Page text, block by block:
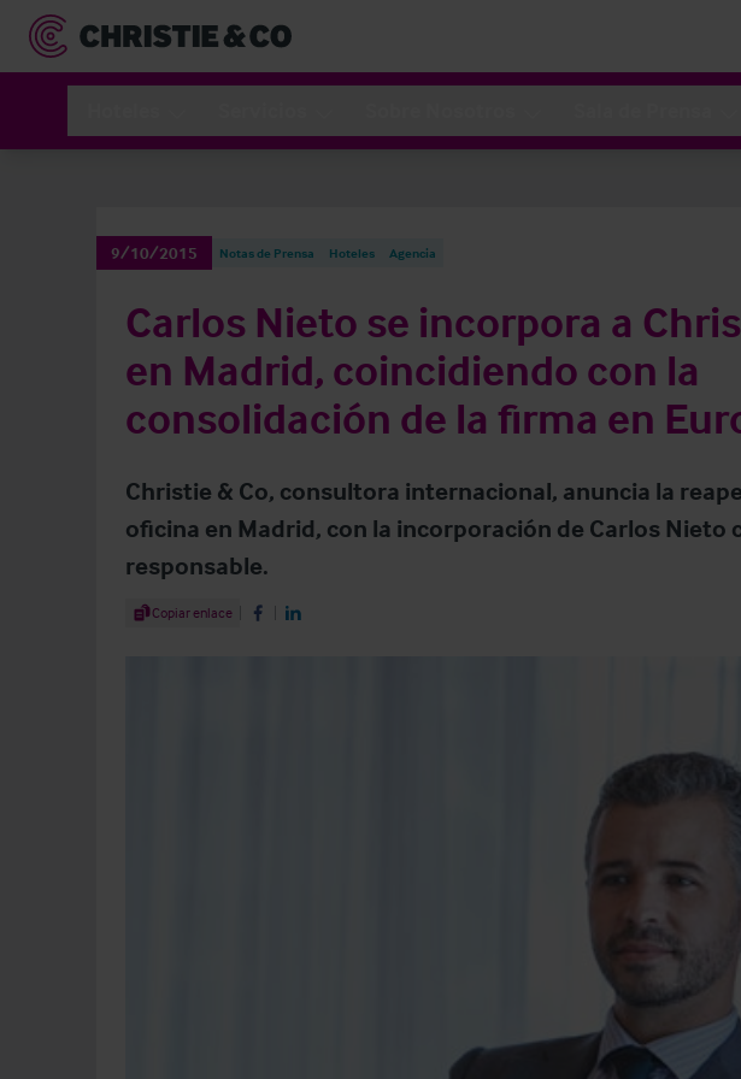
9/10/2015 Notas de Prensa Hoteles Agencia
Carlos Nieto se incorpora a
en Madrid, coincidiendo con la
consolidación de la firma en
Christie & Co, consultora internacional, anuncia la
oficina en Madrid, con la incorporación de Carlos Nieto
responsable.
Share Article
Copiar enlace Share on Facebook
Share on LinkedIn